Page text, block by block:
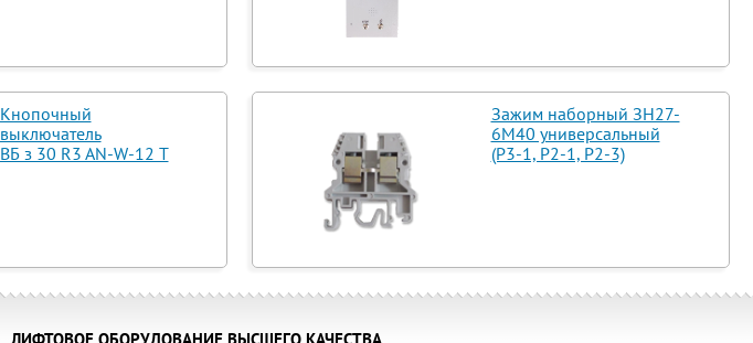
Кнопочный
выключатель
ВБ з 30 R3 AN-W-12 T
Зажим наборный ЗН27-
6М40 универсальный
(Р3-1, Р2-1, Р2-3)